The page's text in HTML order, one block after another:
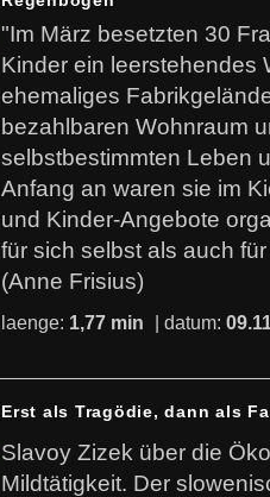
"Im März besetzten 30
Kinder ein leerstehendes
ehemaliges
bezahlbaren Wohnraum
selbstbestimmten Leben
Anfang an waren sie im
und Kinder-Angebote
für sich selbst als auch
(Anne Frisius)
laenge: 1,77 min | datum:
Erst als Tragödie, dann als
Slavoy Zizek über die
Mildtätigkeit. Der